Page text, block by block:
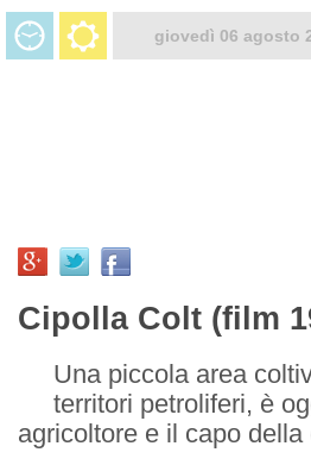
giovedì 06 agosto
Cipolla Colt (film
Una piccola area
territori petroliferi, è
agricoltore e il capo